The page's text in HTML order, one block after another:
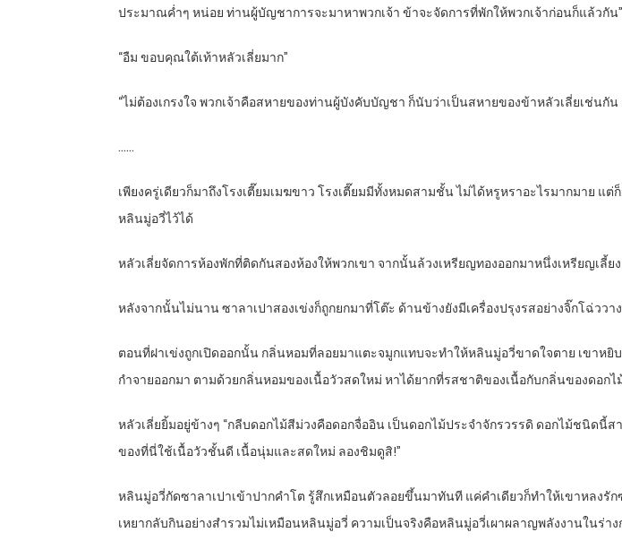
ประมาณค่ำๆ หน่อย ท่านผู้บัญชาการจะมาหาพวกเจ้า ข้าจะจัดการที่พักให้พวกเจ้าก่อนก็แล้วกัน”
“อืม ขอบคุณใต้เท้าหลัวเลี่ยมาก”
“ไม่ต้องเกรงใจ พวกเจ้าคือสหายของท่านผู้บังคับบัญชา ก็นับว่าเป็นสหายของข้าหลัวเลี่ยเช่นกัน
……
เพียงครู่เดียวก็มาถึงโรงเตี๊ยมเมฆขาว โรงเตี๊ยมมีทั้งหมดสามชั้น ไม่ได้หรูหราอะไรมากมาย แ
หลินมู่อวี่ไว้ได้
หลัวเลี่ยจัดการห้องพักที่ติดกันสองห้องให้พวกเขา จากนั้นล้วงเหรียญทองออกมาหนึ่งเหรียญเลี้ย
หลังจากนั้นไม่นาน ซาลาเปาสองเข่งก็ถูกยกมาที่โต๊ะ ด้านข้างยังมีเครื่องปรุงรสอย่างจิ๊กโฉ่ววา
ตอนที่ฝาเข่งถูกเปิดออกนั้น กลิ่นหอมที่ลอยมาแตะจมูกแทบจะทำให้หลินมู่อวี่ขาดใจตาย เขาห
กำจายออกมา ตามด้วยกลิ่นหอมของเนื้อวัวสดใหม่ หาได้ยากที่รสชาติของเนื้อกับกลิ่นของดอก
หลัวเลี่ยยิ้มอยู่ข้างๆ “กลีบดอกไม้สีม่วงคือดอกจื่ออิน เป็นดอกไม้ประจำจักรวรรดิ ดอกไม้ชนิด
ของที่นี่ใช้เนื้อวัวชั้นดี เนื้อนุ่มและสดใหม่ ลองชิมดูสิ!”
หลินมู่อวี่กัดซาลาเปาเข้าปากคำโต รู้สึกเหมือนตัวลอยขึ้นมาทันที แค่คำเดียวก็ทำให้เขาหลงรั
เหยากลับกินอย่างสำรวมไม่เหมือนหลินมู่อวี่ ความเป็นจริงคือหลินมู่อวี่เผาผลาญพลังงานในร่าง